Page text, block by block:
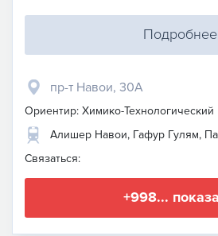
Подробнее
пр-т Навои, 30А
Ориентир: Химико-Технологический
Алишер Навои, Гафур Гулям,
Связаться:
+998...